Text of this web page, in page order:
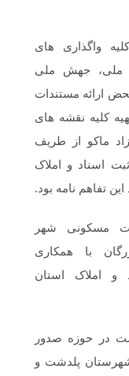
واگذاری های
ملی، جهش ملی
ارائه مستندات
کلیه نقشه های
ماکو از طریف
اسناد و املاک
تفاهم نامه بود.
مسکونی شهر
با همکاری
و املاک استان
در حوزه صدور
پلدشت و